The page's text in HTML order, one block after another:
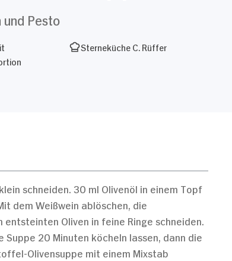
Pesto
Sterneküche C. Rüffer
schneiden. 30 ml Olivenöl in einem Topf
dem Weißwein ablöschen, die
Oliven in feine Ringe schneiden.
Suppe 20 Minuten köcheln lassen, dann die
Olivensuppe mit einem Mixstab